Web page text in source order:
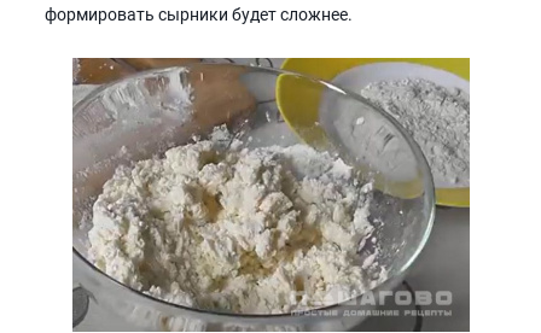
формировать сырники будет сложнее.